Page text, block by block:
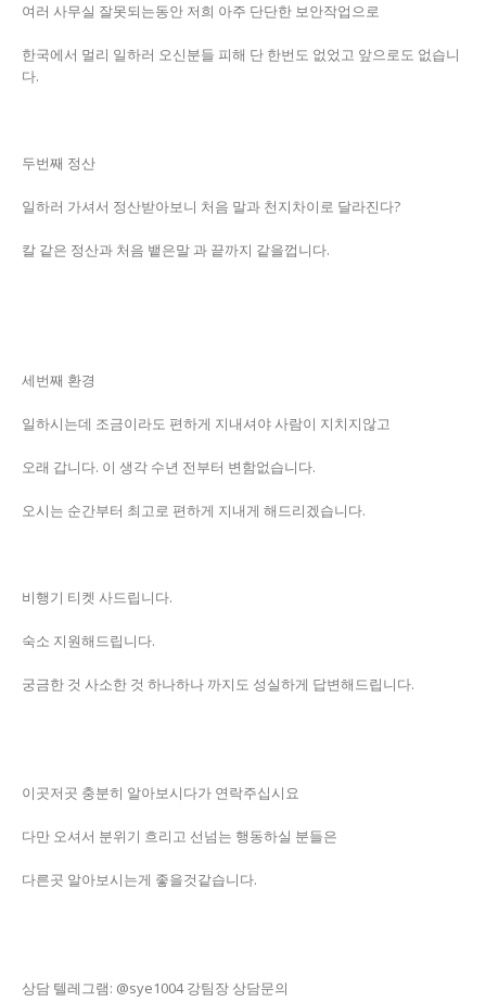
여러 사무실 잘못되는동안 저희 아주 단단한 보안작업으로
한국에서 멀리 일하러 오신분들 피해 단 한번도 없었고 앞으로도 없습니
다.
두번째 정산
일하러 가셔서 정산받아보니 처음 말과 천지차이로 달라진다?
칼 같은 정산과 처음 뱉은말 과 끝까지 같을껍니다.
세번째 환경
일하시는데 조금이라도 편하게 지내셔야 사람이 지치지않고
오래 갑니다. 이 생각 수년 전부터 변함없습니다.
오시는 순간부터 최고로 편하게 지내게 해드리겠습니다.
비행기 티켓 사드립니다.
숙소 지원해드립니다.
궁금한 것 사소한 것 하나하나 까지도 성실하게 답변해드립니다.
이곳저곳 충분히 알아보시다가 연락주십시요
다만 오셔서 분위기 흐리고 선넘는 행동하실 분들은
다른곳 알아보시는게 좋을것같습니다.
상담 텔레그램: @sye1004 강팀장 상담문의